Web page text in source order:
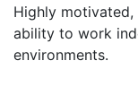
Highly
ability to work
environments.